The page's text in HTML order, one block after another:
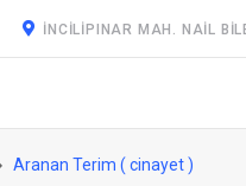
İNCILIPINAR MAH. NAIL
Aranan Terim ( cinayet )